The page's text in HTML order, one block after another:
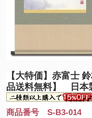
【大特価】赤富士
品送料無料】 日本
商品番号 S-B3-014